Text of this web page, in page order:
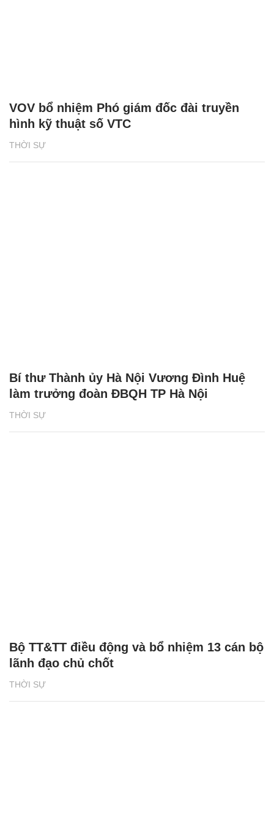
THỜI SỰ
VOV bổ nhiệm Phó giám đốc đài truyền
hình kỹ thuật số VTC
THỜI SỰ
Bí thư Thành ủy Hà Nội Vương Đình Huệ
làm trưởng đoàn ĐBQH TP Hà Nội
THỜI SỰ
Bộ TT&TT điều động và bổ nhiệm 13 cán bộ
lãnh đạo chủ chốt